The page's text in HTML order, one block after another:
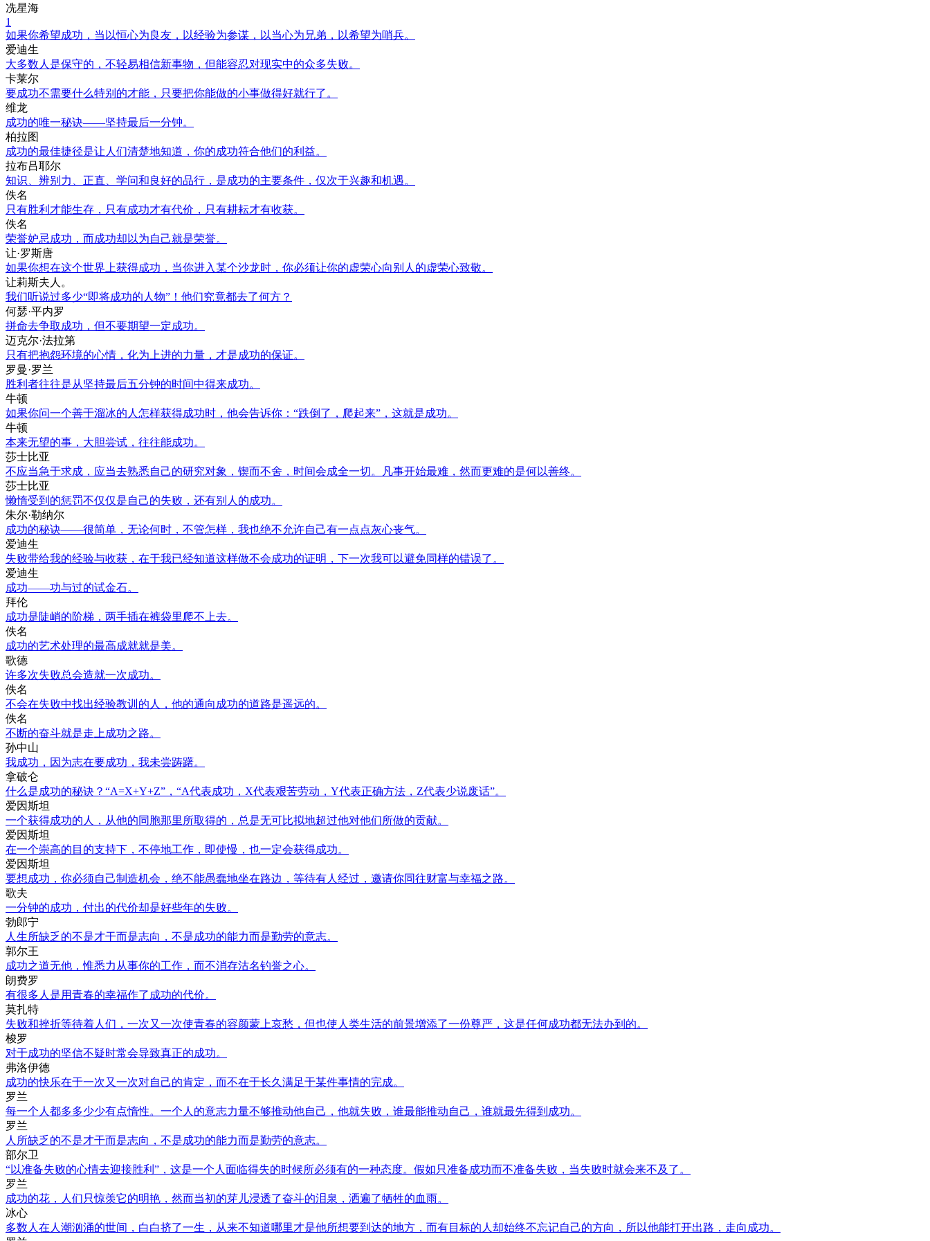
冼星海
1
如果你希望成功，当以恒心为良友，以经验为参谋，以当心为兄弟，以希望为哨兵。
爱迪生
大多数人是保守的，不轻易相信新事物，但能容忍对现实中的众多失败。
卡莱尔
要成功不需要什么特别的才能，只要把你能做的小事做得好就行了。
维龙
成功的唯一秘诀——坚持最后一分钟。
柏拉图
成功的最佳捷径是让人们清楚地知道，你的成功符合他们的利益。
拉布吕耶尔
知识、辨别力、正直、学问和良好的品行，是成功的主要条件，仅次于兴趣和机遇。
佚名
只有胜利才能生存，只有成功才有代价，只有耕耘才有收获。
佚名
荣誉妒忌成功，而成功却以为自己就是荣誉。
让·罗斯唐
如果你想在这个世界上获得成功，当你进入某个沙龙时，你必须让你的虚荣心向别人的虚荣心致敬。
让莉斯夫人。
我们听说过多少“即将成功的人物”！他们究竟都去了何方？
何瑟·平内罗
拼命去争取成功，但不要期望一定成功。
迈克尔·法拉第
只有把抱怨环境的心情，化为上进的力量，才是成功的保证。
罗曼·罗兰
胜利者往往是从坚持最后五分钟的时间中得来成功。
牛顿
如果你问一个善于溜冰的人怎样获得成功时，他会告诉你：“跌倒了，爬起来”，这就是成功。
牛顿
本来无望的事，大胆尝试，往往能成功。
莎士比亚
不应当急于求成，应当去熟悉自己的研究对象，锲而不舍，时间会成全一切。凡事开始最难，然而更难的是何以善终。
莎士比亚
懒惰受到的惩罚不仅仅是自己的失败，还有别人的成功。
朱尔·勒纳尔
成功的秘诀——很简单，无论何时，不管怎样，我也绝不允许自己有一点点灰心丧气。
爱迪生
失败带给我的经验与收获，在于我已经知道这样做不会成功的证明，下一次我可以避免同样的错误了。
爱迪生
成功——功与过的试金石。
拜伦
成功是陡峭的阶梯，两手插在裤袋里爬不上去。
佚名
成功的艺术处理的最高成就就是美。
歌德
许多次失败总会造就一次成功。
佚名
不会在失败中找出经验教训的人，他的通向成功的道路是遥远的。
佚名
不断的奋斗就是走上成功之路。
孙中山
我成功，因为志在要成功，我未尝踌躇。
拿破仑
什么是成功的秘诀？“A=X+Y+Z”，“A代表成功，X代表艰苦劳动，Y代表正确方法，Z代表少说废话”。
爱因斯坦
一个获得成功的人，从他的同胞那里所取得的，总是无可比拟地超过他对他们所做的贡献。
爱因斯坦
在一个崇高的目的支持下，不停地工作，即使慢，也一定会获得成功。
爱因斯坦
要想成功，你必须自己制造机会，绝不能愚蠢地坐在路边，等待有人经过，邀请你同往财富与幸福之路。
歌夫
一分钟的成功，付出的代价却是好些年的失败。
勃郎宁
人生所缺乏的不是才干而是志向，不是成功的能力而是勤劳的意志。
郭尔王
成功之道无他，惟悉力从事你的工作，而不消存沽名钓誉之心。
朗费罗
有很多人是用青春的幸福作了成功的代价。
莫扎特
失败和挫折等待着人们，一次又一次使青春的容颜蒙上哀愁，但也使人类生活的前景增添了一份尊严，这是任何成功都无法办到的。
梭罗
对于成功的坚信不疑时常会导致真正的成功。
弗洛伊德
成功的快乐在于一次又一次对自己的肯定，而不在于长久满足于某件事情的完成。
罗兰
每一个人都多多少少有点惰性。一个人的意志力量不够推动他自己，他就失败，谁最能推动自己，谁就最先得到成功。
罗兰
人所缺乏的不是才干而是志向，不是成功的能力而是勤劳的意志。
部尔卫
“以准备失败的心情去迎接胜利”，这是一个人面临得失的时候所必须有的一种态度。假如只准备成功而不准备失败，当失败时就会来不及了。
罗兰
成功的花，人们只惊羡它的明艳，然而当初的芽儿浸透了奋斗的泪泉，洒遍了牺牲的血雨。
冰心
多数人在人潮汹涌的世间，白白挤了一生，从来不知道哪里才是他所想要到达的地方，而有目标的人却始终不忘记自己的方向，所以他能打开出路，走向成功。